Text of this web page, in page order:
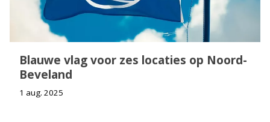
Blauwe vlag voor zes locaties op Noord-
Beveland
1 aug. 2025